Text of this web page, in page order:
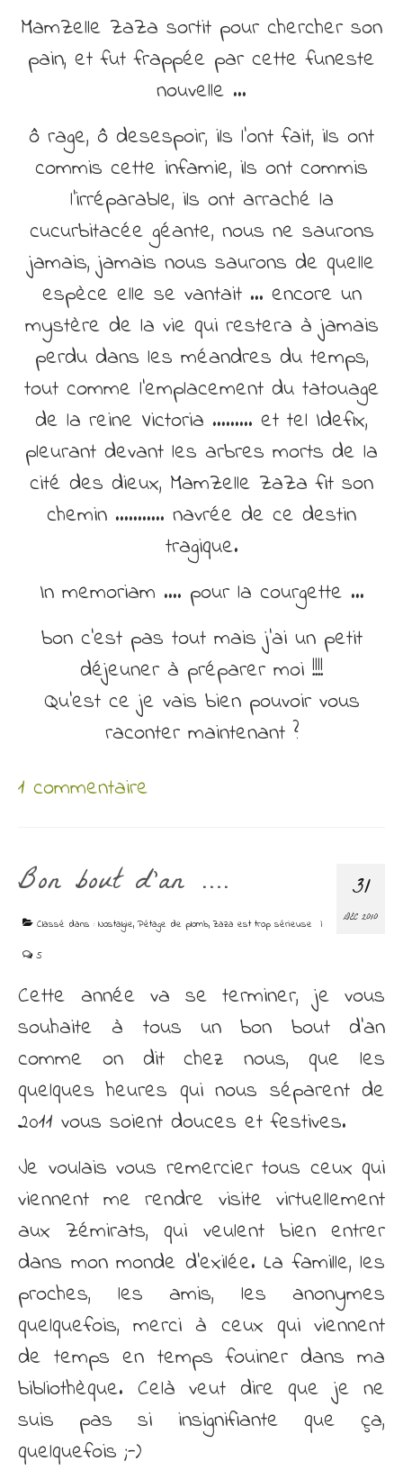
MamZelle ZaZa sortit pour chercher son
pain, et fut frappée par cette funeste
nouvelle …
ô rage, ô desespoir, ils l’ont fait, ils ont
commis cette infamie, ils ont commis
l’irréparable, ils ont arraché la
cucurbitacée géante, nous ne saurons
jamais, jamais nous saurons de quelle
espèce elle se vantait … encore un
mystère de la vie qui restera à jamais
perdu dans les méandres du temps,
tout comme l’emplacement du tatouage
de la reine Victoria ……… et tel Idefix,
pleurant devant les arbres morts de la
cité des dieux, MamZelle ZaZa fit son
chemin ……….. navrée de ce destin
tragique.
In memoriam …. pour la courgette …
bon c’est pas tout mais j’ai un petit
déjeuner à préparer moi !!!!
Qu’est ce je vais bien pouvoir vous
raconter maintenant ?
1 commentaire
31
DÉC 2010
Bon bout d’an ….
Classé dans : Nostalgie,Pétage de plomb, Zaza est trop sérieuse |
5
Cette année va se terminer, je vous
souhaite à tous un bon bout d’an
comme on dit chez nous, que les
quelques heures qui nous séparent de
2011 vous soient douces et festives.
Je voulais vous remercier tous ceux qui
viennent me rendre visite virtuellement
aux Zémirats, qui veulent bien entrer
dans mon monde d’exilée. La famille, les
proches, les amis, les anonymes
quelquefois, merci à ceux qui viennent
de temps en temps fouiner dans ma
bibliothèque. Celà veut dire que je ne
suis pas si insignifiante que ça,
quelquefois ;-)